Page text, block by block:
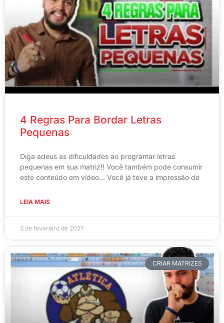
4 Regras Para Bordar Letras
Pequenas
Diga adeus as dificuldades ao programar letras
pequenas em sua matriz!! Você também pode consumir
este conteúdo em vídeo… Você já teve a impressão de
LEIA MAIS
3 de fevereiro de 2021
CRIAR MATRIZES